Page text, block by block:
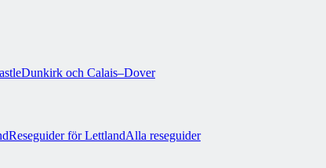
Dunkirk och Calais–Dover
Reseguider för LettlandAlla reseguider